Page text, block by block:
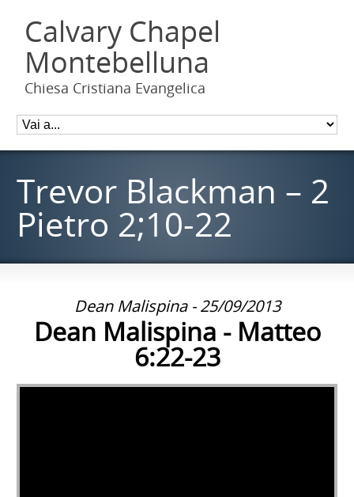
Calvary Chapel
Montebelluna
Chiesa Cristiana Evangelica
Trevor Blackman – 2
Pietro 2;10-22
Dean Malispina - 25/09/2013
Dean Malispina - Matteo
6:22-23